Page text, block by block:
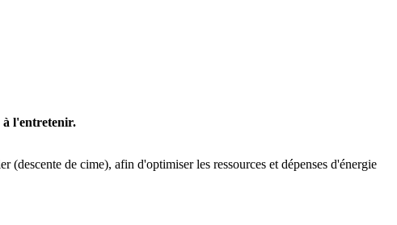
à l'entretenir.
de cime), afin d'optimiser les ressources et dépenses d'énergie